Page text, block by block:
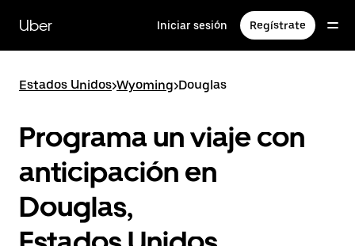
contenido
principal
Uber Iniciar sesión Regístrate
Estados Unidos>Wyoming>Douglas
Programa un viaje con
anticipación en
Douglas,